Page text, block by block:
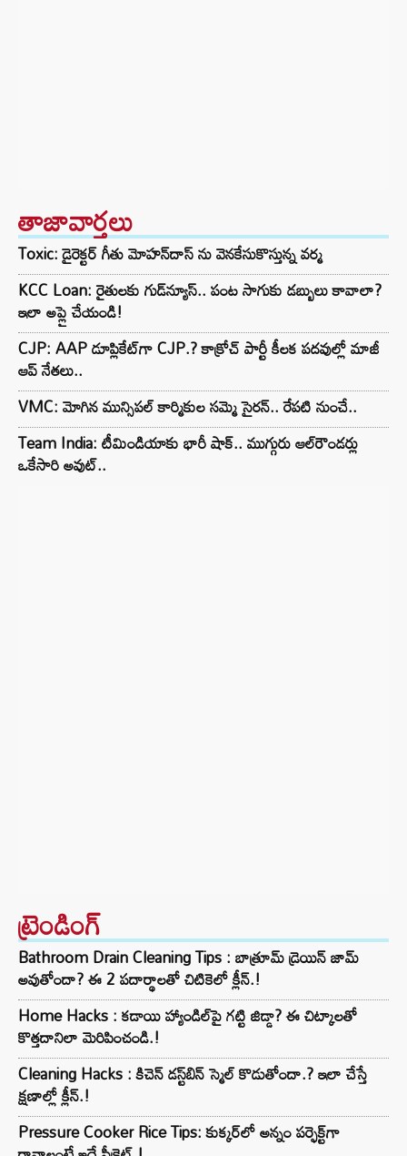
తాజావార్తలు
Toxic: డైరెక్టర్ గీతు మోహన్‌దాస్ ను వెనకేసుకొస్తున్న వర్మ
KCC Loan: రైతులకు గుడ్‌న్యూస్.. పంట సాగుకు డబ్బులు కావాలా?
ఇలా అప్లై చేయండి!
CJP: AAP డూప్లికేట్‌గా CJP.? కాక్రోచ్ పార్టీ కీలక పదవుల్లో మాజీ
ఆప్ నేతలు..
VMC: మోగిన మున్సిపల్ కార్మికుల సమ్మె సైరన్.. రేపటి నుంచే..
Team India: టీమిండియాకు భారీ షాక్.. ముగ్గురు ఆల్‌రౌండర్లు
ఒకేసారి అవుట్..
ట్రెండింగ్‌
Bathroom Drain Cleaning Tips : బాత్రూమ్ డ్రెయిన్ జామ్
అవుతోందా? ఈ 2 పదార్థాలతో చిటికెలో క్లీన్.!
Home Hacks : కడాయి హ్యాండిల్‌పై గట్టి జిడ్డా? ఈ చిట్కాలతో
కొత్తదానిలా మెరిపించండి.!
Cleaning Hacks : కిచెన్ డస్ట్‌బిన్ స్మెల్ కొడుతోందా.? ఇలా చేస్తే
క్షణాల్లో క్లీన్.!
Pressure Cooker Rice Tips: కుక్కర్‌లో అన్నం పర్ఫెక్ట్‌గా